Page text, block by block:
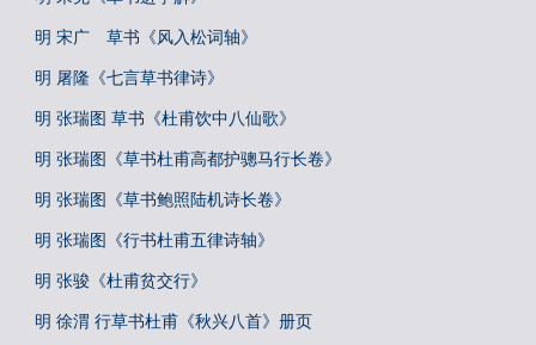
明 宋广 草书《风入松词轴》
明 屠隆《七言草书律诗》
明 张瑞图 草书《杜甫饮中八仙歌》
明 张瑞图《草书杜甫高都护骢马行长卷》
明 张瑞图《草书鲍照陆机诗长卷》
明 张瑞图《行书杜甫五律诗轴》
明 张骏《杜甫贫交行》
明 徐渭 行草书杜甫《秋兴八首》册页